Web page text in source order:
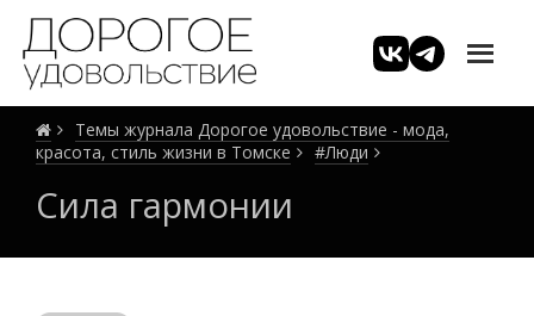
Темы журнала Дорогое удовольствие - мода,
красота, стиль жизни в Томске
#Люди
Сила гармонии